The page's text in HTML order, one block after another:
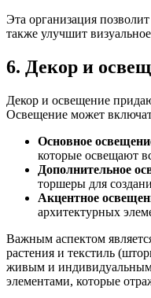
Эта организация
также улучшит
6. Декор и
Декор и освещение
Освещение может
Основное
которые освещают
Дополнительное
торшеры для
Акцентное
архитектурных
Важным аспектом
растения и текстиль
живым и
элементами, которые